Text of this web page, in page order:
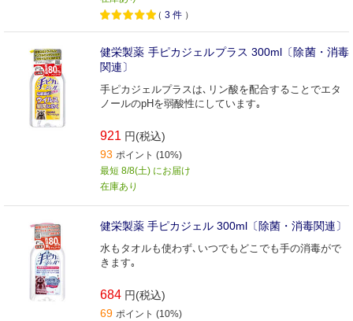
（ 3 件 ）
健栄製薬 手ピカジェルプラス 300ml〔除菌・消毒
関連〕
手ピカジェルプラスは､リン酸を配合することでエタ
ノールのpHを弱酸性にしています｡
921 円(税込)
93 ポイント (10%)
最短 8/8(土) にお届け
在庫あり
健栄製薬 手ピカジェル 300ml〔除菌・消毒関連〕
水もタオルも使わず､いつでもどこでも手の消毒がで
きます｡
684 円(税込)
69 ポイント (10%)